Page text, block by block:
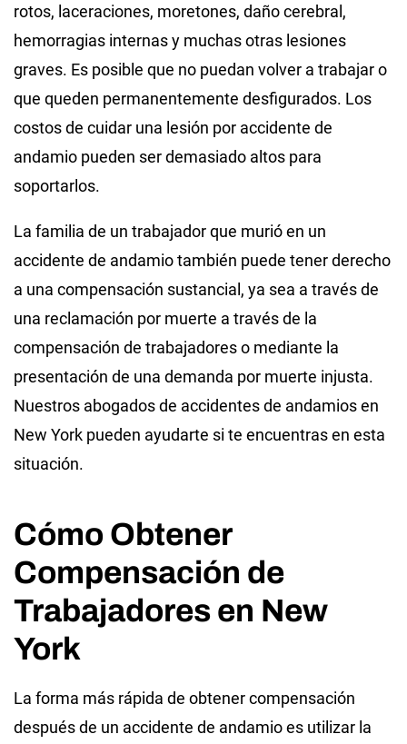
rotos, laceraciones, moretones, daño cerebral,
hemorragias internas y muchas otras lesiones
graves. Es posible que no puedan volver a trabajar o
que queden permanentemente desfigurados. Los
costos de cuidar una lesión por accidente de
andamio pueden ser demasiado altos para
soportarlos.
La familia de un trabajador que murió en un
accidente de andamio también puede tener derecho
a una compensación sustancial, ya sea a través de
una reclamación por muerte a través de la
compensación de trabajadores o mediante la
presentación de una demanda por muerte injusta.
Nuestros abogados de accidentes de andamios en
New York pueden ayudarte si te encuentras en esta
situación.
Cómo Obtener
Compensación de
Trabajadores en New
York
La forma más rápida de obtener compensación
después de un accidente de andamio es utilizar la